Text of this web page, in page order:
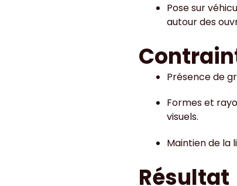
Pose sur
autour des
Présence de
Formes et
visuels.
Maintien de la
Résultat